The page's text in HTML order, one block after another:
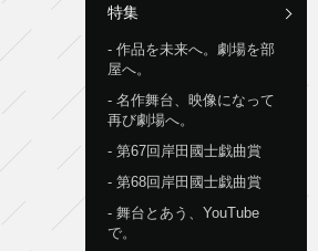
特集
作品を未来へ。劇場を部
屋へ。
名作舞台、映像になって
再び劇場へ。
第67回岸田國士戯曲賞
第68回岸田國士戯曲賞
舞台とあう、YouTube
で。